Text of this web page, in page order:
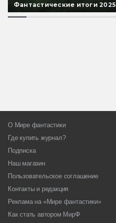
Фантастические итоги 2025
О Мире фантастики
Где купить журнал?
Подписка
Наш магазин
Пользовательское соглашение
Контакты и редакция
Реклама на «Мире фантастики»
Как стать автором МирФ